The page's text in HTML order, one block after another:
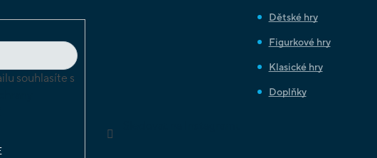
souhlasíte s
Dětské hry
Figurkové hry
Klasické hry
Doplňky